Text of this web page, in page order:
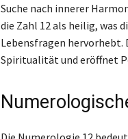
Suche nach innerer
die Zahl 12 als heilig, was
Lebensfragen hervorhebt.
Spiritualität und eröffnet